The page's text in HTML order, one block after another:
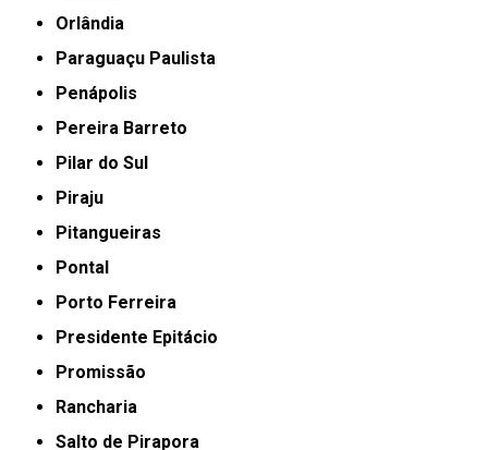
Orlândia
Paraguaçu Paulista
Penápolis
Pereira Barreto
Pilar do Sul
Piraju
Pitangueiras
Pontal
Porto Ferreira
Presidente Epitácio
Promissão
Rancharia
Salto de Pirapora